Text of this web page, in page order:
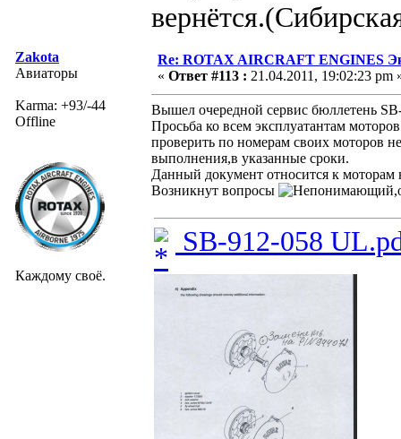
Zakota
Авиаторы
Karma: +93/-44
Offline
Каждому своё.
Re: ROTAX AIRCRAFT ENGINES
« Ответ #113 : 21.04.2011, 19:02:23 pm
Вышел очередной сервис бюллетень
Просьба ко всем эксплуатантам
проверить по номерам своих моторов
выполнения,в указанные сроки.
Данный документ относится к
Возникнут вопросы
SB-912-058